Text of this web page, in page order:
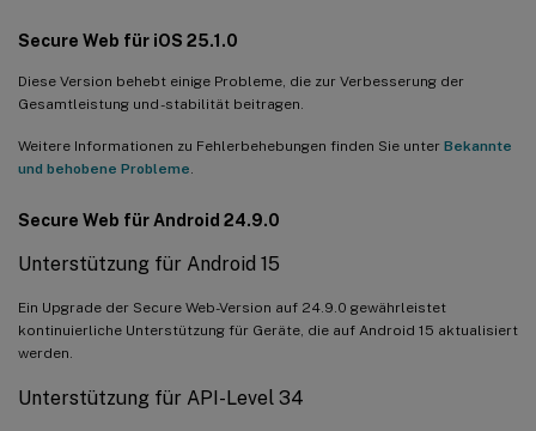
Secure Web für iOS 25.1.0
Diese Version behebt einige Probleme, die zur Verbesserung der
Gesamtleistung und -stabilität beitragen.
Weitere Informationen zu Fehlerbehebungen finden Sie unter Bekannte
und behobene Probleme
Secure Web für Android 24.9.0
Unterstützung für Android 15
Ein Upgrade der Secure Web-Version auf 24.9.0 gewährleistet
kontinuierliche Unterstützung für Geräte, die auf Android 15 aktualisiert
werden.
Unterstützung für API-Level 34